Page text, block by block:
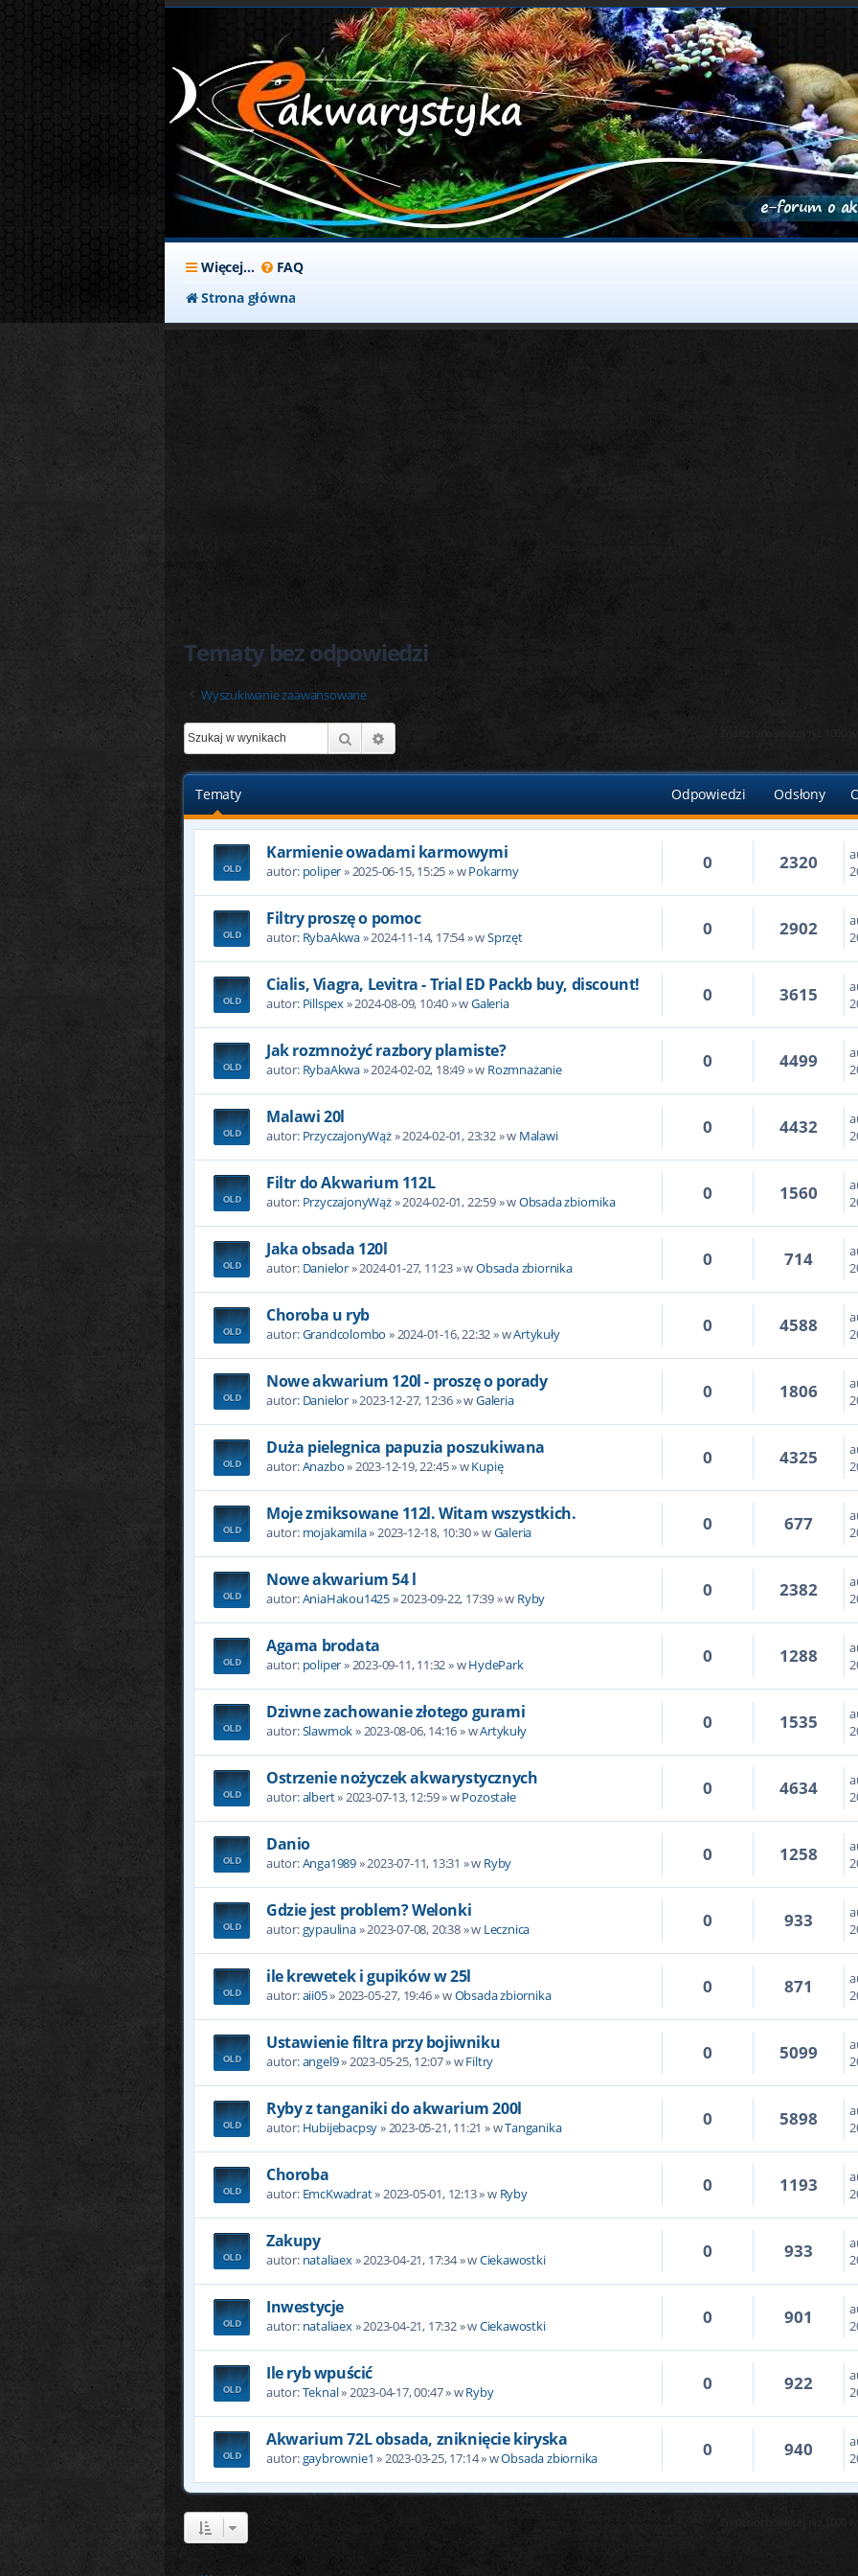
Więcej… FAQ
Strona główna
Tematy bez odpowiedzi
Wyszukiwanie zaawansowane
Szukaj Znaleziono więcej niż 1000
Tematy Odpowiedzi Odsłony
Karmienie owadami karmowymi
autor: poliper» 2025-06-15, 15:25 » wPokarmy 0 2320
Filtry proszę o pomoc
autor: RybaAkwa» 2024-11-14, 17:54 » wSprzęt 0 2902
Cialis, Viagra, Levitra - Trial ED Packb buy, discount!
autor: Pillspex» 2024-08-09, 10:40 » wGaleria 0 3615
Jak rozmnożyć razbory plamiste?
autor: RybaAkwa» 2024-02-02, 18:49 » w Rozmnażanie 0 4499
Malawi 20l
autor: PrzyczajonyWąż» 2024-02-01, 23:32 » w Malawi 0 4432
Filtr do Akwarium 112L
autor: PrzyczajonyWąż» 2024-02-01, 22:59 » wObsada zbiornika 0 1560
Jaka obsada 120l
autor: Danielor» 2024-01-27, 11:23 » wObsada zbiornika 0 714
Choroba u ryb
autor:Grandcolombo » 2024-01-16, 22:32 » wArtykuły 0 4588
Nowe akwarium 120l - proszę o porady
autor: Danielor» 2023-12-27, 12:36 » wGaleria 0 1806
Duża pielegnica papuzia poszukiwana
autor:Anazbo» 2023-12-19, 22:45 » wKupię 0 4325
Moje zmiksowane 112l. Witam wszystkich.
autor: mojakamila» 2023-12-18, 10:30 » wGaleria 0 677
Nowe akwarium 54 l
autor:AniaHakou1425» 2023-09-22, 17:39 » w Ryby 0 2382
Agama brodata
autor: poliper» 2023-09-11, 11:32 » wHydePark 0 1288
Dziwne zachowanie złotego gurami
autor:Slawmok» 2023-08-06, 14:16 » wArtykuły 0 1535
Ostrzenie nożyczek akwarystycznych
autor:albert» 2023-07-13, 12:59 » wPozostałe 0 4634
Danio
autor:Anga1989» 2023-07-11, 13:31 » w Ryby 0 1258
Gdzie jest problem? Welonki
autor:gypaulina» 2023-07-08, 20:38 » w Lecznica 0 933
ile krewetek i gupików w 25l
autor:aii05» 2023-05-27, 19:46 » wObsada zbiornika 0 871
Ustawienie filtra przy bojiwniku
autor:angel9» 2023-05-25, 12:07 » wFiltry 0 5099
Ryby z tanganiki do akwarium 200l
autor: Hubijebacpsy» 2023-05-21, 11:21 » wTanganika 0 5898
Choroba
autor: EmcKwadrat» 2023-05-01, 12:13 » w Ryby 0 1193
Zakupy
autor: nataliaex» 2023-04-21, 17:34 » wCiekawostki 0 933
Inwestycje
autor: nataliaex» 2023-04-21, 17:32 » wCiekawostki 0 901
Ile ryb wpuścić
autor:Teknal» 2023-04-17, 00:47 » wRyby 0 922
Akwarium 72L obsada, zniknięcie kiryska
autor:gaybrownie1 » 2023-03-25, 17:14 » wObsada zbiornika 0 940